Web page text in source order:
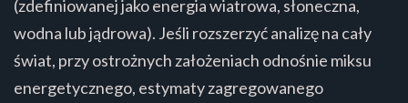
(zdefiniowanej jako energia wiatrowa, słoneczna,
wodna lub jądrowa). Jeśli rozszerzyć analizę na cały
świat, przy ostrożnych założeniach odnośnie miksu
energetycznego, estymaty zagregowanego